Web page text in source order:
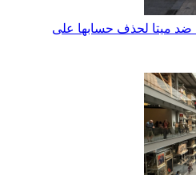
ضد ميتا لحذف حسابها على